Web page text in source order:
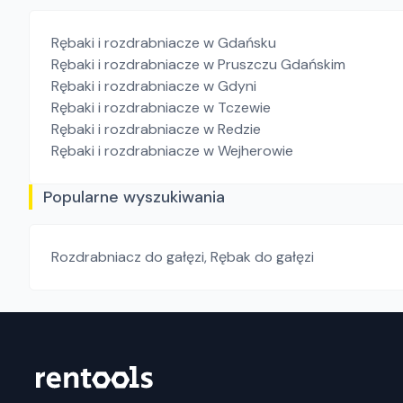
Rębaki i rozdrabniacze w Gdańsku
Rębaki i rozdrabniacze w Pruszczu Gdańskim
Rębaki i rozdrabniacze w Gdyni
Rębaki i rozdrabniacze w Tczewie
Rębaki i rozdrabniacze w Redzie
Rębaki i rozdrabniacze w Wejherowie
Popularne wyszukiwania
Rozdrabniacz do gałęzi,Rębak do gałęzi